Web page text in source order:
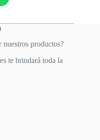
nuestros productos?
te brindará toda la